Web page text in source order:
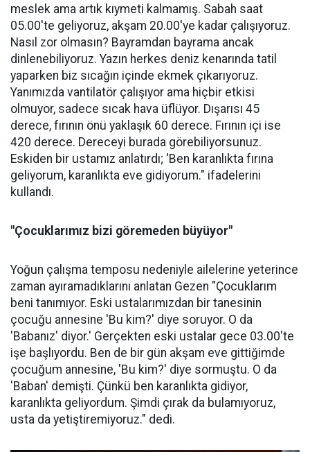
meslek ama artık kıymeti kalmamış. Sabah saat
05.00'te geliyoruz, akşam 20.00'ye kadar çalışıyoruz.
Nasıl zor olmasın? Bayramdan bayrama ancak
dinlenebiliyoruz. Yazın herkes deniz kenarında tatil
yaparken biz sıcağın içinde ekmek çıkarıyoruz.
Yanımızda vantilatör çalışıyor ama hiçbir etkisi
olmuyor, sadece sıcak hava üflüyor. Dışarısı 45
derece, fırının önü yaklaşık 60 derece. Fırının içi ise
420 derece. Dereceyi burada görebiliyorsunuz.
Eskiden bir ustamız anlatırdı; 'Ben karanlıkta fırına
geliyorum, karanlıkta eve gidiyorum." ifadelerini
kullandı.
"Çocuklarımız bizi göremeden büyüyor"
Yoğun çalışma temposu nedeniyle ailelerine yeterince
zaman ayıramadıklarını anlatan Gezen "Çocuklarım
beni tanımıyor. Eski ustalarımızdan bir tanesinin
çocuğu annesine 'Bu kim?' diye soruyor. O da
'Babanız' diyor.' Gerçekten eski ustalar gece 03.00'te
işe başlıyordu. Ben de bir gün akşam eve gittiğimde
çocuğum annesine, 'Bu kim?' diye sormuştu. O da
'Baban' demişti. Çünkü ben karanlıkta gidiyor,
karanlıkta geliyordum. Şimdi çırak da bulamıyoruz,
usta da yetiştiremiyoruz." dedi.